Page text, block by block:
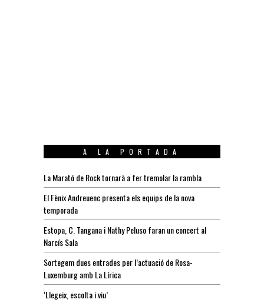
A LA PORTADA
La Marató de Rock tornarà a fer tremolar la rambla
El Fènix Andreuenc presenta els equips de la nova
temporada
Estopa, C. Tangana i Nathy Peluso faran un concert al
Narcís Sala
Sortegem dues entrades per l’actuació de Rosa-
Luxemburg amb La Lírica
‘Llegeix, escolta i viu’